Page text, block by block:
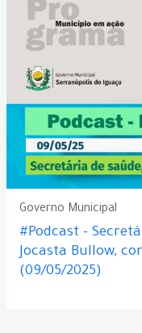
Governo Municipal
#Podcast -
Jocasta Bullow,
(09/05/2025)